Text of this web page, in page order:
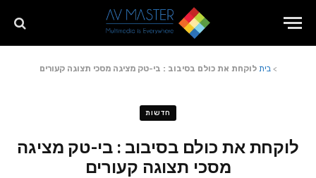
>בית לוקחת את כולם בסיבוב : בי-טק מציגה מסכי תצוגה קעורים
חדשות
לוקחת את כולם בסיבוב : בי-טק מציגה
מסכי תצוגה קעורים